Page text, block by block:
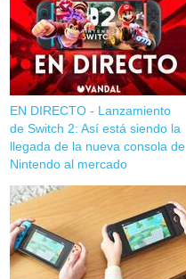
EN DIRECTO - Lanzamiento
de Switch 2: Así está siendo la
llegada de la nueva consola de
Nintendo al mercado